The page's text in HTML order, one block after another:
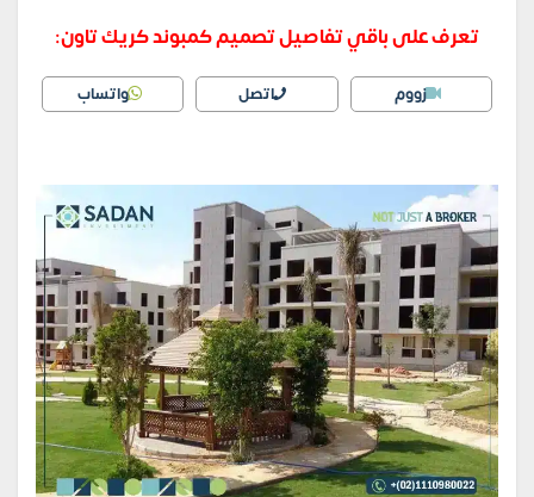
تعرف على باقي تفاصيل تصميم كمبوند كريك تاون:
زووم اتصل واتساب